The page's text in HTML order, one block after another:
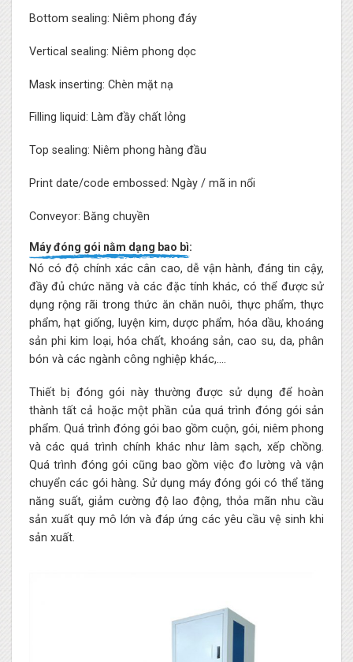
Bottom sealing: Niêm phong đáy
Vertical sealing: Niêm phong dọc
Mask inserting: Chèn mặt nạ
Filling liquid: Làm đầy chất lỏng
Top sealing: Niêm phong hàng đầu
Print date/code embossed: Ngày / mã in nổi
Conveyor: Băng chuyền
Máy đóng gói nằm dạng bao bì:
Nó có độ chính xác cân cao, dễ vận hành, đáng tin cậy,
đầy đủ chức năng và các đặc tính khác, có thể được sử
dụng rộng rãi trong thức ăn chăn nuôi, thực phẩm, thực
phẩm, hạt giống, luyện kim, dược phẩm, hóa dầu, khoáng
sản phi kim loại, hóa chất, khoáng sản, cao su, da, phân
bón và các ngành công nghiệp khác,….
Thiết bị đóng gói này thường được sử dụng để hoàn
thành tất cả hoặc một phần của quá trình đóng gói sản
phẩm. Quá trình đóng gói bao gồm cuộn, gói, niêm phong
và các quá trình chính khác như làm sạch, xếp chồng.
Quá trình đóng gói cũng bao gồm việc đo lường và vận
chuyển các gói hàng. Sử dụng máy đóng gói có thể tăng
năng suất, giảm cường độ lao động, thỏa mãn nhu cầu
sản xuất quy mô lớn và đáp ứng các yêu cầu vệ sinh khi
sản xuất.